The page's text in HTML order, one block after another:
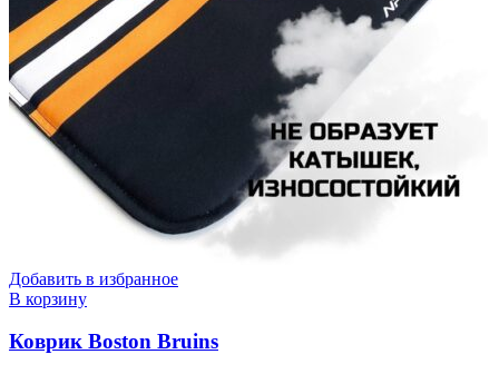
Добавить в избранное
В корзину
Коврик Boston Bruins